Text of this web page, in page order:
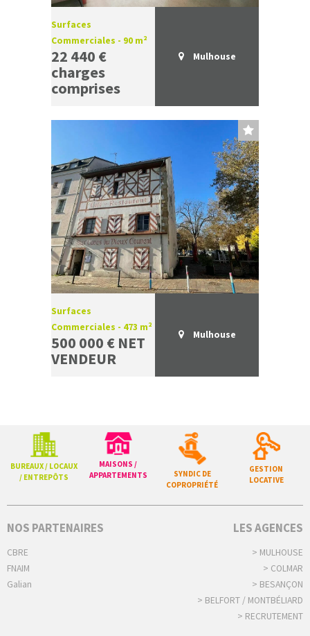
Surfaces
Commerciales - 90 m²
22 440 €
charges
comprises
Mulhouse
Surfaces
Commerciales - 473 m²
500 000 € NET
VENDEUR
Mulhouse
BUREAUX / LOCAUX
/ ENTREPÔTS
MAISONS /
APPARTEMENTS
SYNDIC DE
COPROPRIÉTÉ
GESTION
LOCATIVE
NOS PARTENAIRES
CBRE
FNAIM
Galian
LES AGENCES
> MULHOUSE
> COLMAR
> BESANÇON
> BELFORT / MONTBÉLIARD
> RECRUTEMENT